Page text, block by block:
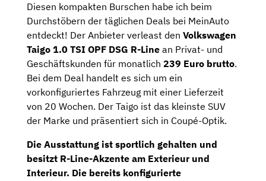
Diesen kompakten Burschen habe ich beim
Durchstöbern der täglichen Deals bei MeinAuto
entdeckt! Der Anbieter verleast den Volkswagen
Taigo 1.0 TSI OPF DSG R-Line an Privat- und
Geschäftskunden für monatlich 239 Euro brutto.
Bei dem Deal handelt es sich um ein
vorkonfiguriertes Fahrzeug mit einer Lieferzeit
von 20 Wochen. Der Taigo ist das kleinste SUV
der Marke und präsentiert sich in Coupé-Optik.
Die Ausstattung ist sportlich gehalten und
besitzt R-Line-Akzente am Exterieur und
Interieur. Die bereits konfigurierte